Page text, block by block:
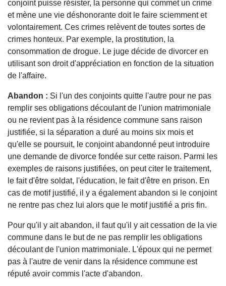
conjoint puisse résister, la personne qui commet un crime
et mène une vie déshonorante doit le faire sciemment et
volontairement. Ces crimes relèvent de toutes sortes de
crimes honteux. Par exemple, la prostitution, la
consommation de drogue. Le juge décide de divorcer en
utilisant son droit d'appréciation en fonction de la situation
de l'affaire.
Abandon : Si l'un des conjoints quitte l'autre pour ne pas
remplir ses obligations découlant de l'union matrimoniale
ou ne revient pas à la résidence commune sans raison
justifiée, si la séparation a duré au moins six mois et
qu'elle se poursuit, le conjoint abandonné peut introduire
une demande de divorce fondée sur cette raison. Parmi les
exemples de raisons justifiées, on peut citer le traitement,
le fait d'être soldat, l'éducation, le fait d'être en prison. En
cas de motif justifié, il y a également abandon si le conjoint
ne rentre pas chez lui alors que le motif justifié a pris fin.
Pour qu'il y ait abandon, il faut qu'il y ait cessation de la vie
commune dans le but de ne pas remplir les obligations
découlant de l'union matrimoniale. L'époux qui ne permet
pas à l'autre de venir dans la résidence commune est
réputé avoir commis l'acte d'abandon.